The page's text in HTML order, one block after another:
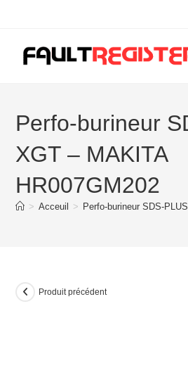
Perfo-burineur
XGT – MAKITA
HR007GM202
> Acceuil > Perfo-burineur SDS-
Produit précédent